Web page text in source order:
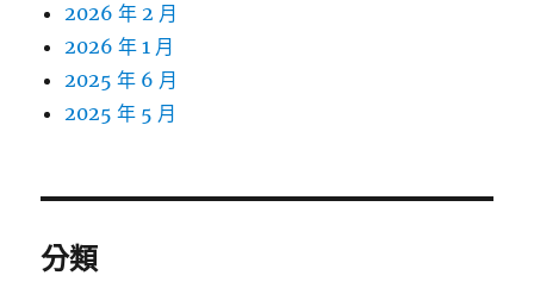
2026 年 2 月
2026 年 1 月
2025 年 6 月
2025 年 5 月
分類